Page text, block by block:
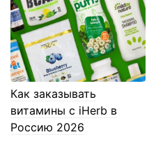
Как заказывать
витамины с iHerb в
Россию 2026